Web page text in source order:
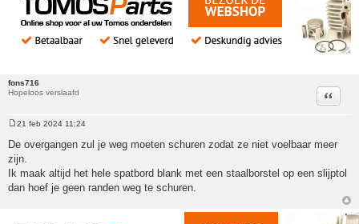
fons716
Hopeloos verslaafd
Citeer
21 feb 2024 11:24
De overgangen zul je weg moeten schuren zodat ze niet voelbaar meer
zijn.
Ik maak altijd het hele spatbord blank met een staalborstel op een slijptol
dan hoef je geen randen weg te schuren.